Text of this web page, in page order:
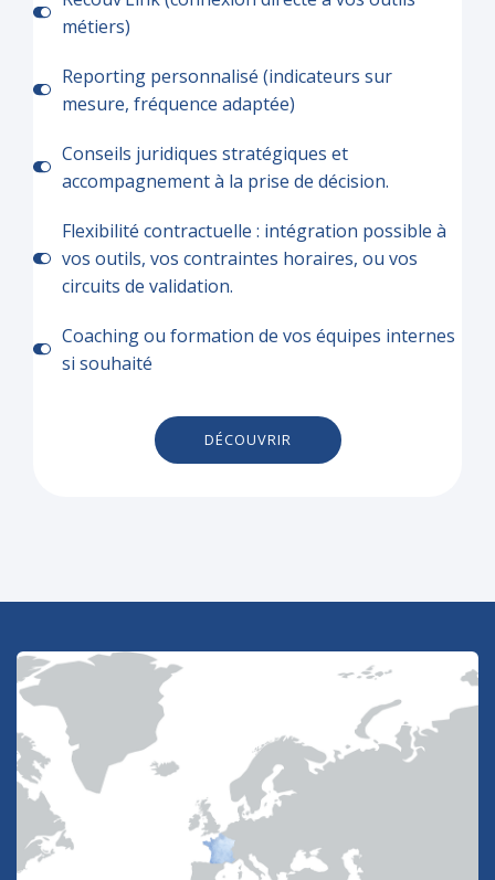
métiers)
Reporting personnalisé (indicateurs sur
mesure, fréquence adaptée)
Conseils juridiques stratégiques et
accompagnement à la prise de décision.
Flexibilité contractuelle : intégration possible à
vos outils, vos contraintes horaires, ou vos
circuits de validation.
Coaching ou formation de vos équipes internes
si souhaité
DÉCOUVRIR